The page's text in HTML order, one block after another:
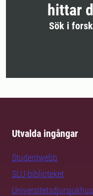
hittar
Sök i
Utvalda ingångar
Studentwebb
SLU-biblioteket